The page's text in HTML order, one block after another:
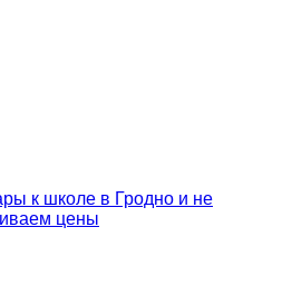
к школе в Гродно и не
цены